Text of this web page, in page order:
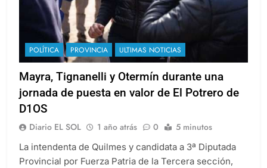
POLÍTICA PROVINCIA ULTIMAS NOTICIAS
Mayra, Tignanelli y Otermín durante una
jornada de puesta en valor de El Potrero de
D1OS
Diario EL SOL 1 año atrás 0 5 minutos
La intendenta de Quilmes y candidata a 3ª Diputada
Provincial por Fuerza Patria de la Tercera sección,